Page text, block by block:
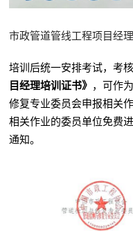
市政管道管线工程项目经
培训后统一安排考试，考
目经理培训证书》 ，可作
修复专业委员会申报相关
相关作业的委员单位免费
通知。